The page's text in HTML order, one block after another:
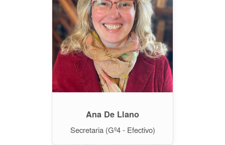
Ana De Llano
Secretaria (Gº4 - Efectivo)